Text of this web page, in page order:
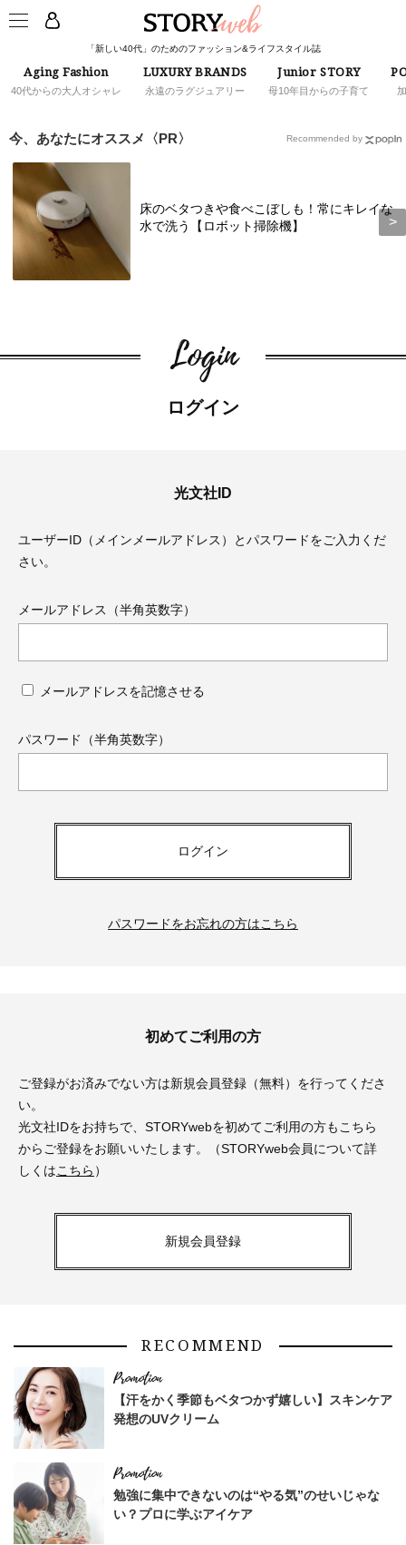
「新しい40代」のためのファッション&ライフスタイル誌
Aging Fashion
40代からの大人オシャレ
LUXURY BRANDS
永遠のラグジュアリー
Junior STORY
母10年目からの子育て
ス学」
今、あなたにオススメ〈PR〉
床のベタつきや食べこぼしも！常にキレイな
水で洗う【ロボット掃除機】
Recommended by
Login
ログイン
光文社ID
ユーザーID（メインメールアドレス）とパスワードをご入力くだ
さい。
メールアドレス（半角英数字）
メールアドレスを記憶させる
パスワード（半角英数字）
ログイン
パスワードをお忘れの方はこちら
初めてご利用の方
ご登録がお済みでない方は新規会員登録（無料）を行ってくださ
い。
光文社IDをお持ちで、STORYwebを初めてご利用の方もこちら
からご登録をお願いいたします。（STORYweb会員について詳
しくはこちら ）
新規会員登録
RECOMMEND
【汗をかく季節もベタつかず嬉しい】スキンケア
発想のUVクリーム
勉強に集中できないのは“やる気”のせいじゃな
い？プロに学ぶアイケア